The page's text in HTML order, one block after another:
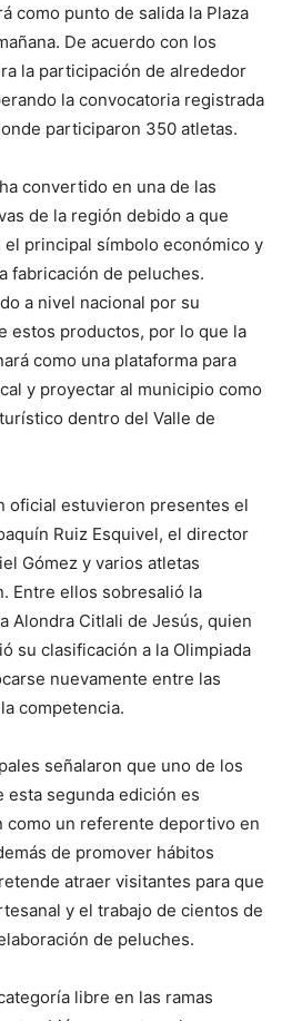
como punto de salida la Plaza
De acuerdo con los
la participación de alrededor
la convocatoria registrada
participaron 350 atletas.
convertido en una de las
de la región debido a que
principal símbolo económico y
fabricación de peluches.
a nivel nacional por su
estos productos, por lo que la
como una plataforma para
y proyectar al municipio como
dentro del Valle de
oficial estuvieron presentes el
Ruiz Esquivel, el director
Gómez y varios atletas
Entre ellos sobresalió la
Alondra Citlali de Jesús, quien
su clasificación a la Olimpiada
nuevamente entre las
competencia.
señalaron que uno de los
segunda edición es
como un referente deportivo en
de promover hábitos
atraer visitantes para que
y el trabajo de cientos de
de peluches.
libre en las ramas